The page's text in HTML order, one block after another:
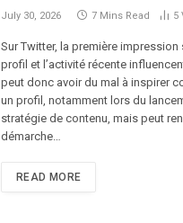
July 30, 2026 7 Mins Read 5
Sur Twitter, la première
profil et l’activité récente
peut donc avoir du mal à inspirer
un profil, notamment lors du
stratégie de contenu, mais peut
démarche…
READ MORE